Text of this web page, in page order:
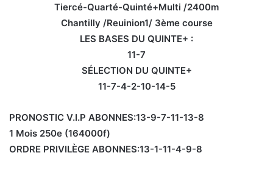
Tiercé-Quarté-Quinté+Multi /2400m
Chantilly /Reuinion1/ 3ème course
LES BASES DU QUINTE+ :
11-7
SÉLECTION DU QUINTE+
11-7-4-2-10-14-5
PRONOSTIC V.I.P ABONNES:13-9-7-11-13-8
1 Mois 250e (164000f)
ORDRE PRIVILÈGE ABONNES:13-1-11-4-9-8